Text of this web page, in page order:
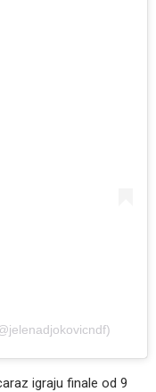
igraju finale od 9